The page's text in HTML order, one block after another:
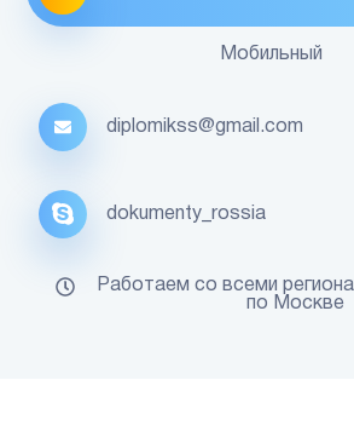
Мобильный
diplomikss@gmail.com
dokumenty_rossia
Работаем со всеми
по Москве